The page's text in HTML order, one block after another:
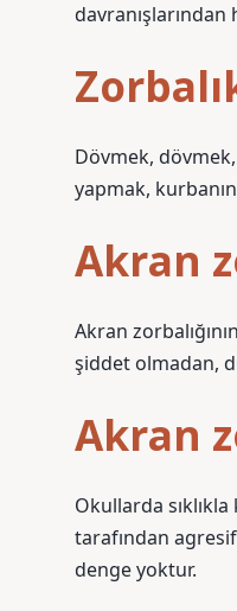
Dövmek,
yapmak,
Akran
Akran
şiddet olmadan,
Akran
Okullarda
tarafından
denge yoktur.